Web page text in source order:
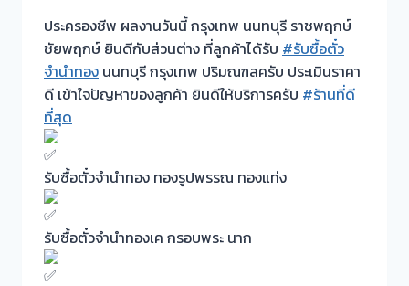
ประครองชีพ ผลงานวันนี้ กรุงเทพ นนทบุรี ราชพฤกษ์
ชัยพฤกษ์ ยินดีกับส่วนต่าง ที่ลูกค้าได้รับ #รับซื้อตั๋ว
จำนำทอง นนทบุรี กรุงเทพ ปริมณฑลครับ ประเมินราคา
ดี เข้าใจปัญหาของลูกค้า ยินดีให้บริการครับ #ร้านที่ดี
ที่สุด
รับซื้อตั๋วจำนำทอง ทองรูปพรรณ ทองแท่ง
รับซื้อตั๋วจำนำทองเค กรอบพระ นาก